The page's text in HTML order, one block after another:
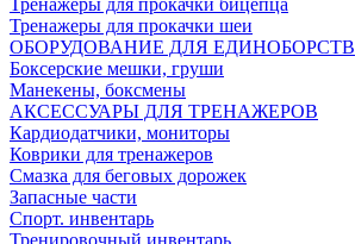
Тренажеры для прокачки бицепца
Тренажеры для прокачки шеи
ОБОРУДОВАНИЕ ДЛЯ ЕДИНОБОРСТВ
Боксерские мешки, груши
Манекены, боксмены
АКСЕССУАРЫ ДЛЯ ТРЕНАЖЕРОВ
Кардиодатчики, мониторы
Коврики для тренажеров
Смазка для беговых дорожек
Запасные части
Спорт. инвентарь
Тренировочный инвентарь